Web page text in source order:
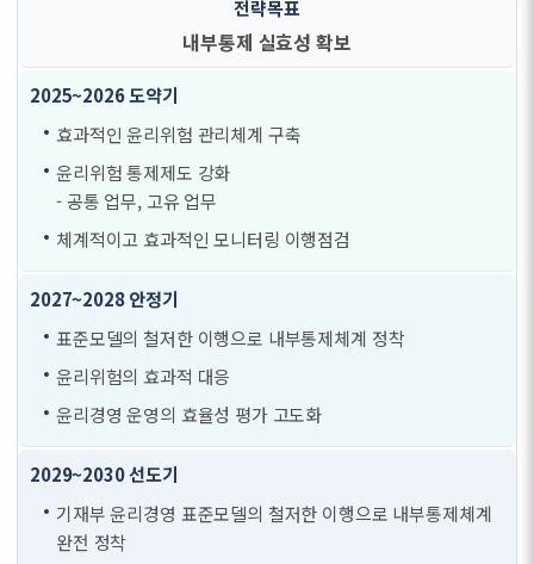
내부통제 실효성 확보
효과적인 윤리위험 관리체계 구축
윤리위험 통제제도 강화
- 공통 업무, 고유 업무
체계적이고 효과적인 모니터링 이행점검
표준모델의 철저한 이행으로 내부통제체계 정착
윤리위험의 효과적 대응
윤리경영 운영의 효율성 평가 고도화
기재부 윤리경영 표준모델의 철저한 이행으로 내부통제체계
완전 정착